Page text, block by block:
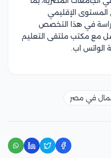
الإقليمي
في هذا التخصص
مع مكتب ملتقى التعليم
الواتس اب.
في مصر